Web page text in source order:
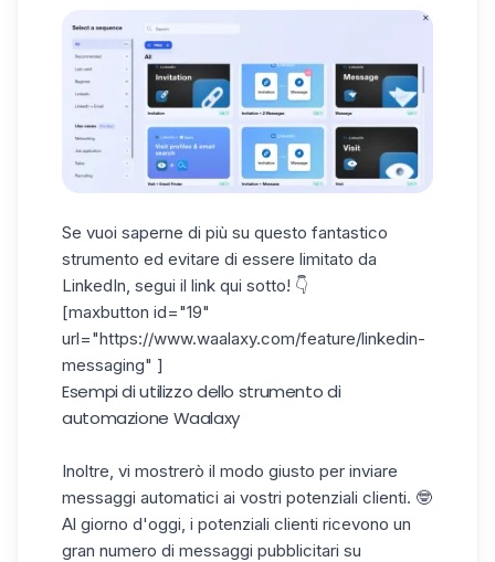
Se vuoi saperne di più su questo fantastico
strumento ed evitare di essere limitato da
LinkedIn , segui il link qui sotto! 👇
[maxbutton id="19"
url="https://www.waalaxy.com/feature/linkedin-
messaging" ]
Esempi di utilizzo dello strumento di
automazione Waalaxy
Inoltre, vi mostrerò il modo giusto per inviare
messaggi automatici ai vostri potenziali clienti. 🤓
Al giorno d'oggi, i potenziali clienti ricevono un
gran numero di messaggi pubblicitari su